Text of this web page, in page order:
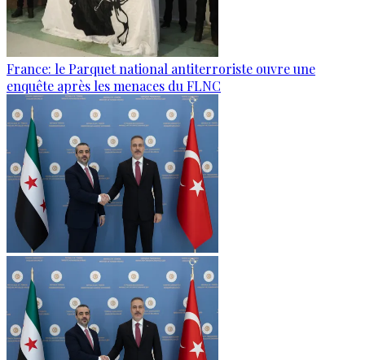
France: le Parquet national antiterroriste ouvre une
enquête après les menaces du FLNC